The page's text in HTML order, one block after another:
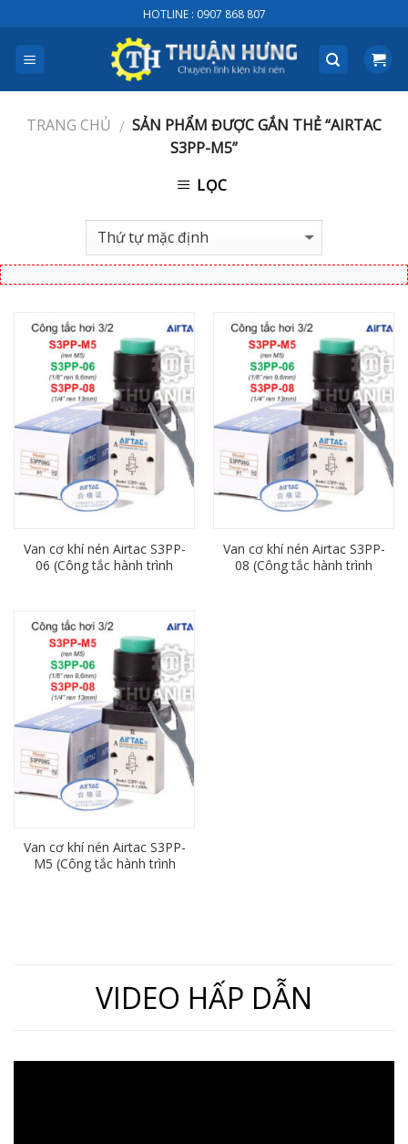
to
content
HOTLINE : 0907 868 807
TRANG CHỦ / SẢN PHẨM ĐƯỢC GẮN THẺ “AIRTAC
S3PP-M5”
LỌC
Van cơ khí nén Airtac S3PP-
06 (Công tắc hành trình
Van cơ khí nén Airtac S3PP-
08 (Công tắc hành trình
Van cơ khí nén Airtac S3PP-
M5 (Công tắc hành trình
VIDEO HẤP DẪN